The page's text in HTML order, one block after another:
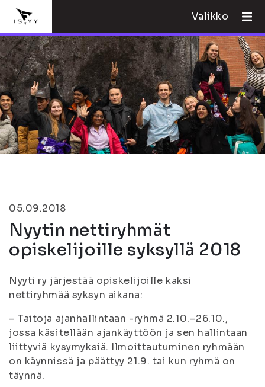
Valikko
05.09.2018
Nyytin nettiryhmät
opiskelijoille syksyllä 2018
Nyyti ry järjestää opiskelijoille kaksi
nettiryhmää syksyn aikana:
– Taitoja ajanhallintaan -ryhmä 2.10.–26.10.,
jossa käsitellään ajankäyttöön ja sen hallintaan
liittyviä kysymyksiä. Ilmoittautuminen ryhmään
on käynnissä ja päättyy 21.9. tai kun ryhmä on
täynnä.